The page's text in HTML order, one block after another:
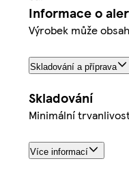
Informace o
Výrobek může
Skladování a příprava
Skladování
Minimální
Více informací